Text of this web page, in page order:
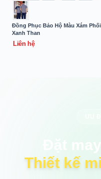
Đồng Phục Bảo Hộ Màu Xám Phối
Xanh Than
Liên hệ
Đặt
Thiết kế